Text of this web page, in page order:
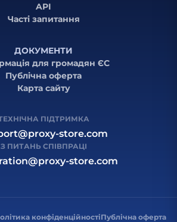
API
Часті запитання
ДОКУМЕНТИ
для громадян ЄС
Публічна оферта
Карта сайту
ПІДТРИМКА
store.com
З ПИТАНЬ СПІВПРАЦІ
store.com
конфіденційностіПублічна оферта